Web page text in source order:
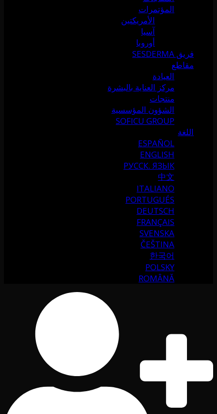
المؤتمرات
الأمريكتين
آسيا
أوروبا
فريق SESDERMA
مقاطع
العيادة
مركز العناية بالبشرة
منتجات
الشؤون المؤسسية
SOFICU GROUP
اللغة
ESPAÑOL
ENGLISH
РУССК. ЯЗЫК
中文
ITALIANO
PORTUGUÉS
DEUTSCH
FRANÇAIS
SVENSKA
ČEŠTINA
한국어
POLSKY
ROMÂNĂ